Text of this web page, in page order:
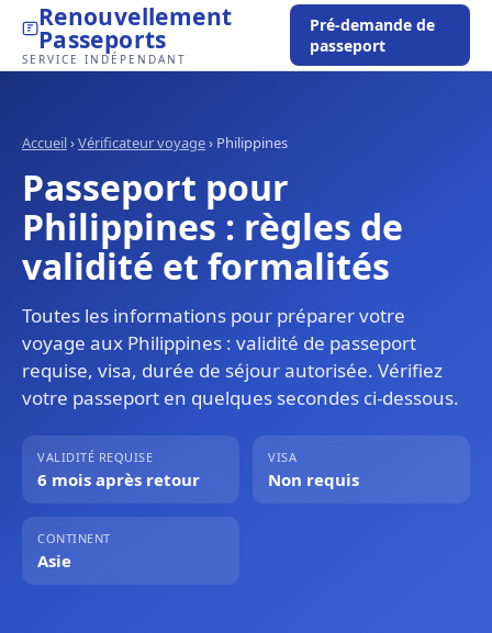
Renouvellement
Passeports
SERVICE INDÉPENDANT
Pré-demande de
passeport
Accueil›Vérificateur voyage› Philippines
Passeport pour
Philippines : règles de
validité et formalités
Toutes les informations pour préparer votre
voyage aux Philippines : validité de passeport
requise, visa, durée de séjour autorisée. Vérifiez
votre passeport en quelques secondes ci-dessous.
VALIDITÉ REQUISE
6 mois après retour
VISA
Non requis
CONTINENT
Asie